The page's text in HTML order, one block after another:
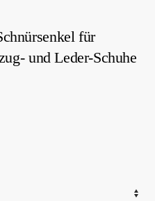
für
und Leder-Schuhe